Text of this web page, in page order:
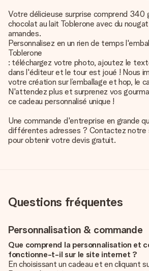
Votre délicieuse surprise comprend 340
chocolat au lait Toblerone avec du
amandes.
Personnalisez en un rien de temps
Toblerone
: téléchargez votre photo, ajoutez le
dans l'éditeur et le tour est joué ! Nous
votre création sur l’emballage et hop, le
N'attendez plus et surprenez vos
ce cadeau personnalisé unique !
Une commande d'entreprise en grande
différentes adresses ? Contactez notre
pour obtenir votre devis gratuit.
Questions fréquentes
Personnalisation & commande
Que comprend la personnalisation et
fonctionne-t-il sur le site internet ?
En choisissant un cadeau et en cliquant